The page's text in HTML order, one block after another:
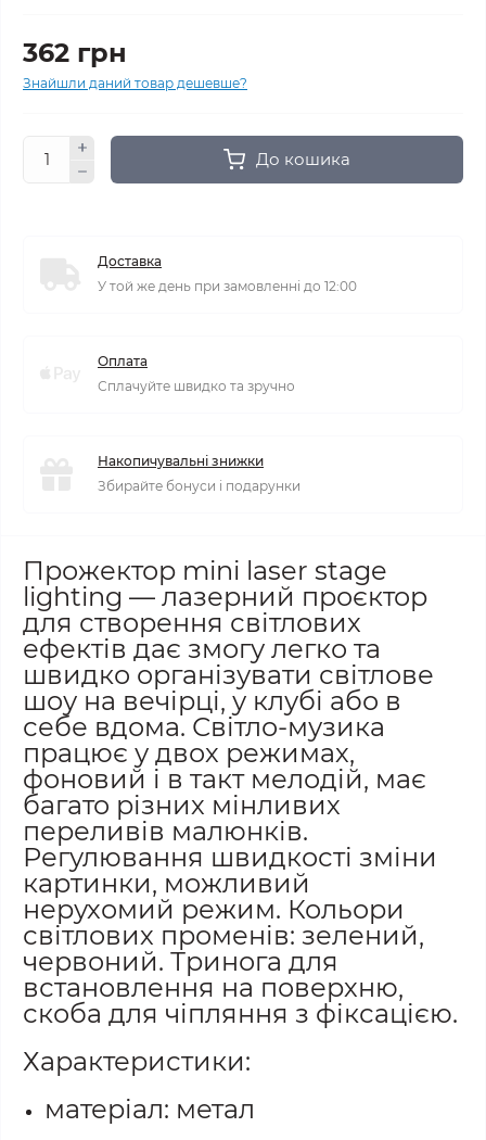
362 грн
Знайшли даний товар дешевше?
До кошика
Доставка
У той же день при замовленні до 12:00
Оплата
Сплачуйте швидко та зручно
Накопичувальні знижки
Збирайте бонуси і подарунки
Прожектор mini laser stage
lighting — лазерний проєктор
для створення світлових
ефектів дає змогу легко та
швидко організувати світлове
шоу на вечірці, у клубі або в
себе вдома. Світло-музика
працює у двох режимах,
фоновий і в такт мелодій, має
багато різних мінливих
переливів малюнків.
Регулювання швидкості зміни
картинки, можливий
нерухомий режим. Кольори
світлових променів: зелений,
червоний. Тринога для
встановлення на поверхню,
скоба для чіпляння з фіксацією.
Характеристики:
матеріал: метал